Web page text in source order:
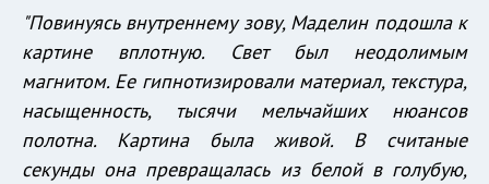
"Повинуясь внутреннему зову, Маделин подошла к
картине вплотную. Свет был неодолимым
магнитом. Ее гипнотизировали материал, текстура,
насыщенность, тысячи мельчайших нюансов
полотна. Картина была живой. В считаные
секунды она превращалась из белой в голубую,